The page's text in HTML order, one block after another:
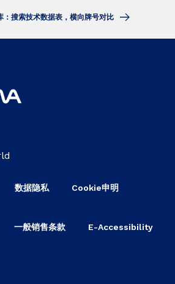
搜索技术数据表，横向牌号对比
数据隐私 Cookie申明
一般销售条款 E-Accessibility